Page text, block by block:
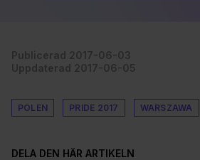
Publicerad 2017-06-03
Uppdaterad 2017-06-05
POLEN PRIDE 2017 WARSZAWA
DELA DEN HÄR ARTIKELN